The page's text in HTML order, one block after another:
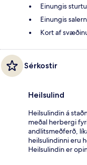
Einungis
Einungis
Kort af
Sérkostir
Heilsulind
Heilsulindin á
meðal herbergi
andlitsmeðferð,
heilsulindinni eru
Heilsulindin er